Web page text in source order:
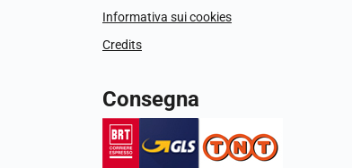
Informativa sui cookies
Credits
Consegna